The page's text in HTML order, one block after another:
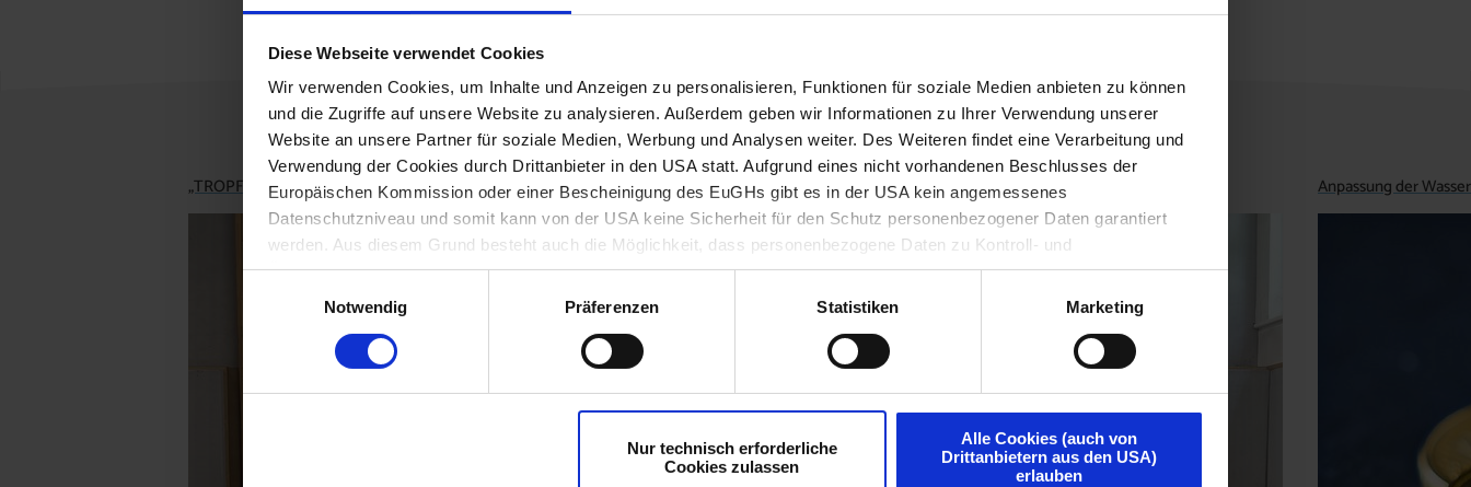
Diese Webseite verwendet Cookies
Wir verwenden Cookies, um Inhalte und Anzeigen zu personalisieren, Funktionen für soziale Medien anbieten zu können
und die Zugriffe auf unsere Website zu analysieren. Außerdem geben wir Informationen zu Ihrer Verwendung unserer
Website an unsere Partner für soziale Medien, Werbung und Analysen weiter. Des Weiteren findet eine Verarbeitung und
Verwendung der Cookies durch Drittanbieter in den USA statt. Aufgrund eines nicht vorhandenen Beschlusses der
Europäischen Kommission oder einer Bescheinigung des EuGHs gibt es in der USA kein angemessenes
Datenschutzniveau und somit kann von der USA keine Sicherheit für den Schutz personenbezogener Daten garantiert
werden. Aus diesem Grund besteht auch die Möglichkeit, dass personenbezogene Daten zu Kontroll- und
Überwachungszwecken durch Behörden herangezogen werden.
Notwendig
Präferenzen Statistiken Marketing
Nur technisch erforderliche
Cookies zulassen
Alle Cookies (auch von
Drittanbietern aus den USA)
erlauben
AKTUELLES & PRESSEMELDUNGEN
„TROPFI“ zu Besuch in der Volksschule Breitenbrunn Anpassung der